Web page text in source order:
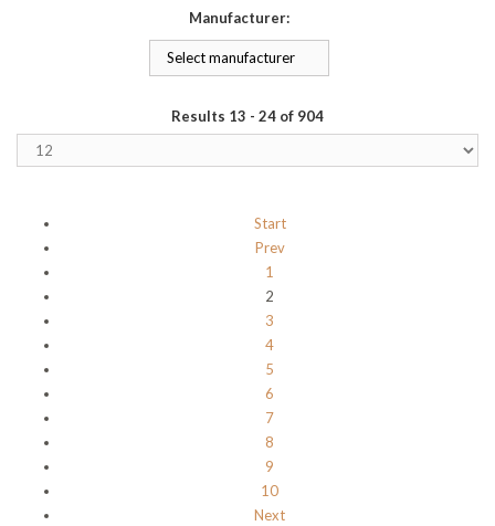
Manufacturer:
Select manufacturer
Results 13 - 24 of 904
Start
Prev
1
2
3
4
5
6
7
8
9
10
Next